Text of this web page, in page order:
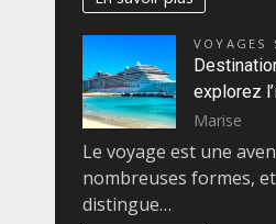
VOYAGES
explorez
Marise
Le voyage est une
nombreuses formes,
distingue…